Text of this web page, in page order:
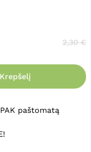
2,30€
paštomatą
kartą vėl norėsiu